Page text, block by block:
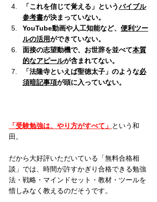
「これを信じて覚える」というバイブル
参考書が決まっていない。
YouTube動画や人工知能など、 便利ツー
ルの活用ができていない。
面接の志望動機で、お世辞を並べて本質
的なアピールが含まれてない。
「法隆寺といえば聖徳太子」のような必
須暗記事項が頭に入っていない。
「受験勉強は、やり方がすべて」 という和
田。
だから大好評いただいている「無料合格相
談」では、時間が許すかぎり合格できる勉強
法・戦略・マインドセット・教材・ツールを
惜しみなく教えるのだそうです。